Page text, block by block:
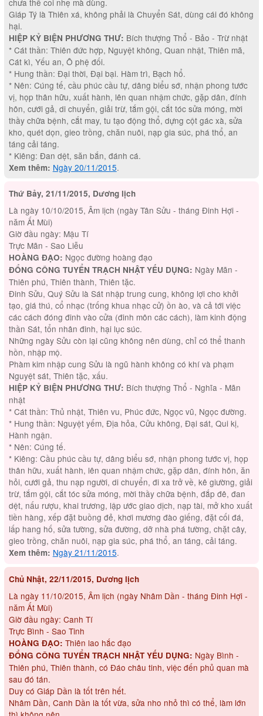
Giáp Tý là Thiên xá, không phải là Chuyển Sát, dùng cái đó không
hại.
HIỆP KỶ BIỆN PHƯƠNG THƯ: Bích thượng Thổ - Bảo - Trừ nhật
* Cát thần: Thiên đức hợp, Nguyệt không, Quan nhật, Thiên mã,
Cát kì, Yếu an, Ô phệ đối.
* Hung thần: Đại thời, Đại bại. Hàm trì, Bạch hổ.
* Nên: Cúng tế, cầu phúc cầu tự, dâng biểu sớ, nhận phong tước
vị, họp thân hữu, xuất hành, lên quan nhậm chức, gặp dân, đính
hôn, cưới gả, di chuyển, giải trừ, tắm gội, cắt tóc sửa móng, mời
thầy chữa bệnh, cắt may, tu tạo động thổ, dựng cột gác xà, sửa
kho, quét dọn, gieo trồng, chăn nuôi, nạp gia súc, phá thổ, an
táng cải táng.
* Kiêng: Đan dệt, săn bắn, đánh cá.
Xem thêm: Ngày 20/11/2015.
Thứ Bảy, 21/11/2015, Dương lịch
Là ngày 10/10/2015, Âm lịch (ngày Tân Sửu - tháng Đinh Hợi -
năm Ất Mùi)
Giờ đầu ngày: Mậu Tí
Trực Mãn - Sao Liễu
HOÀNG ĐẠO: Ngọc đường hoàng đạo
ĐỔNG CÔNG TUYỂN TRẠCH NHẬT YẾU DỤNG: Ngày Mãn -
Thiên phú, Thiên thành, Thiên tặc.
Đinh Sửu, Quý Sửu là Sát nhập trung cung, không lợi cho khởi
tạo, giá thú, cổ nhạc (trống khua nhạc cử) ồn ào, và cả tới việc
các cách đóng đinh vào cửa (đinh môn các cách), làm kinh động
thần Sát, tổn nhân đinh, hại lục súc.
Những ngày Sửu còn lại cũng không nên dùng, chỉ có thể thanh
hồn, nhập mộ.
Phàm kim nhập cung Sửu là ngũ hành không có khí và phạm
Nguyệt sát, Thiên tặc, xấu.
HIỆP KỶ BIỆN PHƯƠNG THƯ: Bích thượng Thổ - Nghĩa - Mãn
nhật
* Cát thần: Thủ nhật, Thiên vu, Phúc đức, Ngọc vũ, Ngọc đường.
* Hung thần: Nguyệt yếm, Địa hỏa, Cửu không, Đại sát, Qui kị,
Hành ngận.
* Nên: Cúng tế.
* Kiêng: Cầu phúc cầu tự, dâng biểu sớ, nhận phong tước vị, họp
thân hữu, xuất hành, lên quan nhậm chức, gặp dân, đính hôn, ăn
hỏi, cưới gả, thu nạp người, di chuyển, đi xa trở về, kê giường, giải
trừ, tắm gội, cắt tóc sửa móng, mời thầy chữa bệnh, đắp đê, đan
dệt, nấu rượu, khai trương, lập ước giao dịch, nạp tài, mở kho xuất
tiền hàng, xếp đặt buồng đẻ, khơi mương đào giếng, đặt cối đá,
lấp hang hố, sửa tường, sửa đường, dỡ nhà phá tường, chặt cây,
gieo trồng, chăn nuôi, nạp gia súc, phá thổ, an táng, cải táng.
Xem thêm: Ngày 21/11/2015.
Chủ Nhật, 22/11/2015, Dương lịch
Là ngày 11/10/2015, Âm lịch (ngày Nhâm Dần - tháng Đinh Hợi -
năm Ất Mùi)
Giờ đầu ngày: Canh Tí
Trực Bình - Sao Tinh
HOÀNG ĐẠO: Thiên lao hắc đạo
ĐỔNG CÔNG TUYỂN TRẠCH NHẬT YẾU DỤNG: Ngày Bình -
Thiên phú, Thiên thành, có Đáo châu tinh, việc đến phủ quan mà
sau đó tán.
Duy có Giáp Dần là tốt trên hết.
Nhâm Dần, Canh Dần là tốt vừa, sửa nho nhỏ thì có thể, làm lớn